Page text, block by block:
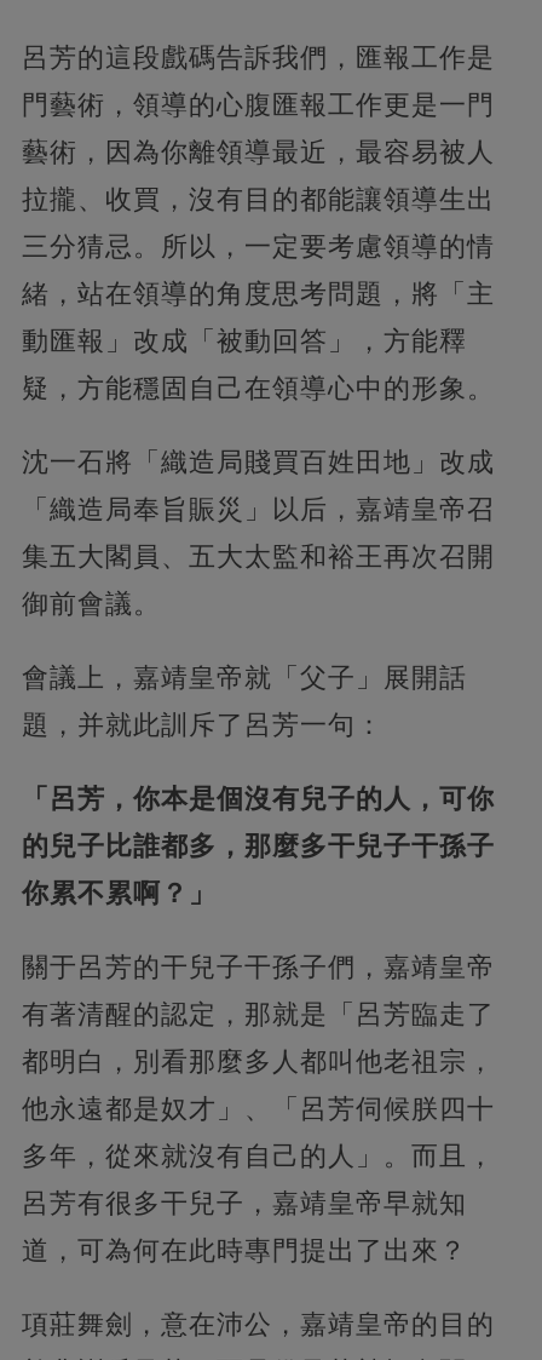
呂芳的這段戲碼告訴我們，匯報工作是
門藝術，領導的心腹匯報工作更是一門
藝術，因為你離領導最近，最容易被人
拉攏、收買，沒有目的都能讓領導生出
三分猜忌。所以，一定要考慮領導的情
緒，站在領導的角度思考問題，將「主
動匯報」改成「被動回答」，方能釋
疑，方能穩固自己在領導心中的形象。
沈一石將「織造局賤買百姓田地」改成
「織造局奉旨賑災」以后，嘉靖皇帝召
集五大閣員、五大太監和裕王再次召開
御前會議。
會議上，嘉靖皇帝就「父子」展開話
題，并就此訓斥了呂芳一句：
「呂芳，你本是個沒有兒子的人，可你
的兒子比誰都多，那麼多干兒子干孫子
你累不累啊？」
關于呂芳的干兒子干孫子們，嘉靖皇帝
有著清醒的認定，那就是「呂芳臨走了
都明白，別看那麼多人都叫他老祖宗，
他永遠都是奴才」、「呂芳伺候朕四十
多年，從來就沒有自己的人」。而且，
呂芳有很多干兒子，嘉靖皇帝早就知
道，可為何在此時專門提出了出來？
項莊舞劍，意在沛公，嘉靖皇帝的目的